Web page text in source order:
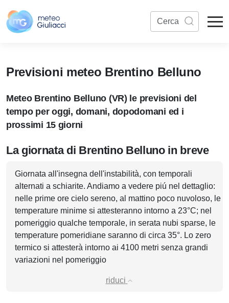
Previsioni meteo Brentino Belluno
Meteo Brentino Belluno (VR) le previsioni del
tempo per oggi, domani, dopodomani ed i
prossimi 15 giorni
La giornata di Brentino Belluno in breve
Giornata all'insegna dell'instabilità, con temporali
alternati a schiarite. Andiamo a vedere piú nel dettaglio:
nelle prime ore cielo sereno, al mattino poco nuvoloso, le
temperature minime si attesteranno intorno a 23°C; nel
pomeriggio qualche temporale, in serata nubi sparse, le
temperature pomeridiane saranno di circa 35°. Lo zero
termico si attesterà intorno ai 4100 metri senza grandi
variazioni nel pomeriggio
riduci